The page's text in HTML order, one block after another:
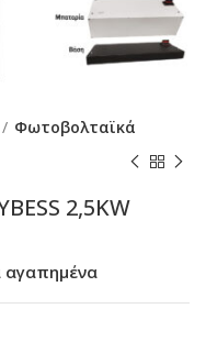
Φωτοβολταϊκά
2,5KW
αγαπημένα